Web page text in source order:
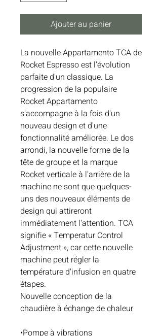
Ajouter au panier
La nouvelle Appartamento TCA de
Rocket Espresso est l'évolution
parfaite d'un classique. La
progression de la populaire
Rocket Appartamento
s'accompagne à la fois d'un
nouveau design et d'une
fonctionnalité améliorée. Le dos
arrondi, la nouvelle forme de la
tête de groupe et la marque
Rocket verticale à l'arrière de la
machine ne sont que quelques-
uns des nouveaux éléments de
design qui attireront
immédiatement l'attention. TCA
signifie « Temperatur Control
Adjustment », car cette nouvelle
machine peut régler la
température d'infusion en quatre
étapes.
Nouvelle conception de la
chaudière à échange de chaleur
•Pompe à vibrations